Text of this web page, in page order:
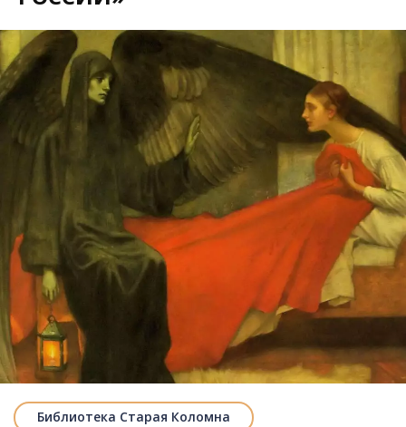
Библиотека Старая Коломна